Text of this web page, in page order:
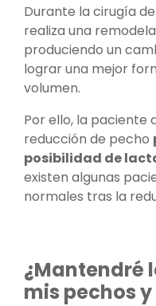
Durante la cirugía
realiza una
produciendo un
lograr una mejor
volumen.
Por ello, la paciente
reducción de pecho
posibilidad de
existen algunas
normales tras la
¿Mantendré
mis pechos